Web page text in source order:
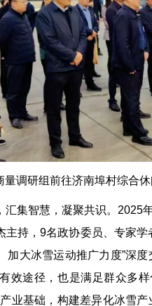
量调研组前往济南埠村综合
汇集智慧，凝聚共识。2025
主持，9名政协委员、专家
加大冰雪运动推广力度”深
效途径，也是满足群众多
业基础，构建差异化冰雪